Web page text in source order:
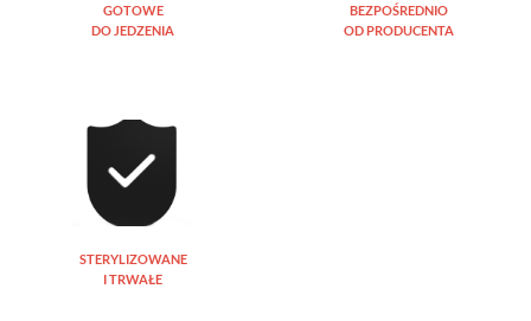
GOTOWE
DO JEDZENIA
BEZPOŚREDNIO
OD PRODUCENTA
STERYLIZOWANE
I TRWAŁE